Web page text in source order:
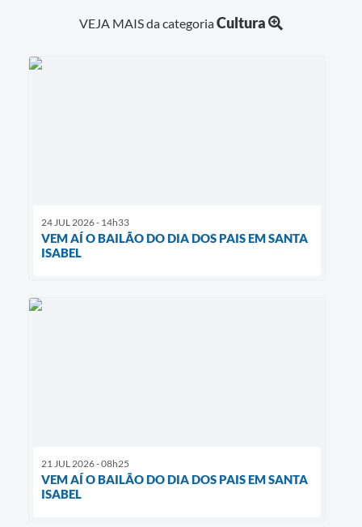
VEJA MAIS da categoriaCultura
24 JUL 2026 - 14h33
VEM AÍ O BAILÃO DO DIA DOS PAIS EM SANTA
ISABEL
21 JUL 2026 - 08h25
VEM AÍ O BAILÃO DO DIA DOS PAIS EM SANTA
ISABEL